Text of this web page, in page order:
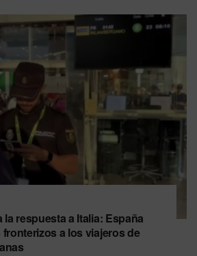
la respuesta a Italia: España
a los viajeros de